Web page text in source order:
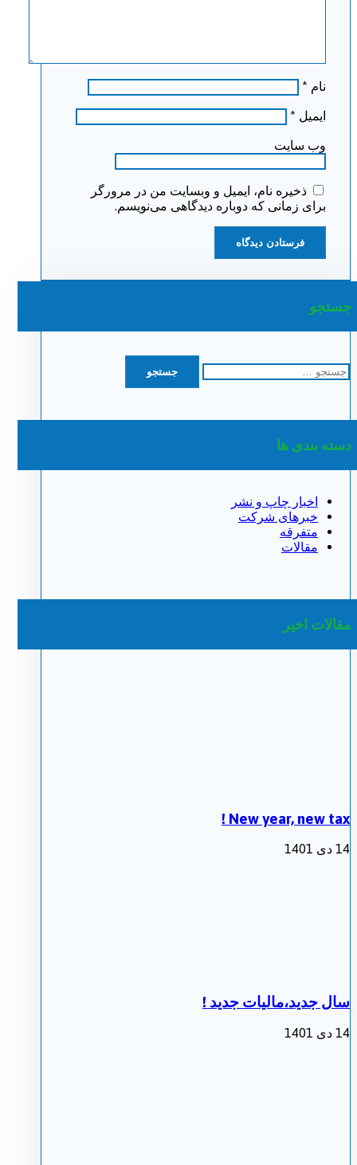
نام *
ایمیل *
وب‌ سایت
ذخیره نام، ایمیل و وبسایت من در مرورگر
برای زمانی که دوباره دیدگاهی می‌نویسم.
جستجو
جستجو
برای:
دسته بندی ها
اخبار چاپ و نشر
خبرهای شرکت
متفرقه
مقالات
مقالات اخیر
New year, new tax !
14 دی 1401
سال جدید،مالیات جدید !
14 دی 1401